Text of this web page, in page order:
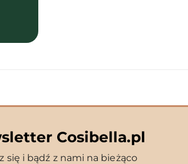
Cosibella.pl
się i bądź z nami na bieżąco